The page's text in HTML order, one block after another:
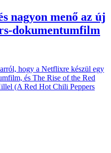
nagyon menő az új
dokumentumfilm
hogy a Netflixre készül egy
és The Rise of the Red
(A Red Hot Chili Peppers